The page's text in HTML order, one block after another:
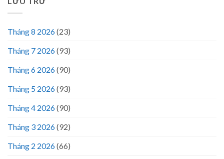
Tháng 8 2026(23)
Tháng 7 2026(93)
Tháng 6 2026(90)
Tháng 5 2026(93)
Tháng 4 2026(90)
Tháng 3 2026(92)
Tháng 2 2026(66)